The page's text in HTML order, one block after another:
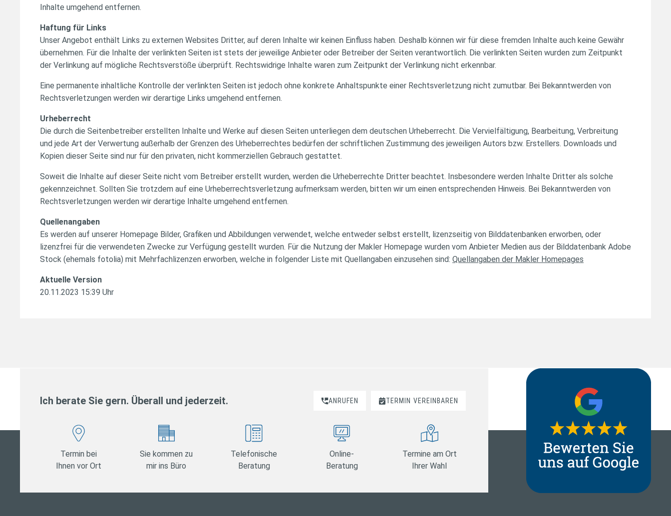
Inhalte umgehend entfernen.
Haftung für Links
Unser Angebot enthält Links zu externen Websites Dritter, auf deren Inhalte wir keinen Einfluss haben. Deshalb können wir für diese fremden Inhalte auch keine Gewähr
übernehmen. Für die Inhalte der verlinkten Seiten ist stets der jeweilige Anbieter oder Betreiber der Seiten verantwortlich. Die verlinkten Seiten wurden zum Zeitpunkt
der Verlinkung auf mögliche Rechtsverstöße überprüft. Rechtswidrige Inhalte waren zum Zeitpunkt der Verlinkung nicht erkennbar.
Eine permanente inhaltliche Kontrolle der verlinkten Seiten ist jedoch ohne konkrete Anhaltspunkte einer Rechtsverletzung nicht zumutbar. Bei Bekanntwerden von
Rechtsverletzungen werden wir derartige Links umgehend entfernen.
Urheberrecht
Die durch die Seitenbetreiber erstellten Inhalte und Werke auf diesen Seiten unterliegen dem deutschen Urheberrecht. Die Vervielfältigung, Bearbeitung, Verbreitung
und jede Art der Verwertung außerhalb der Grenzen des Urheberrechtes bedürfen der schriftlichen Zustimmung des jeweiligen Autors bzw. Erstellers. Downloads und
Kopien dieser Seite sind nur für den privaten, nicht kommerziellen Gebrauch gestattet.
Soweit die Inhalte auf dieser Seite nicht vom Betreiber erstellt wurden, werden die Urheberrechte Dritter beachtet. Insbesondere werden Inhalte Dritter als solche
gekennzeichnet. Sollten Sie trotzdem auf eine Urheberrechtsverletzung aufmerksam werden, bitten wir um einen entsprechenden Hinweis. Bei Bekanntwerden von
Rechtsverletzungen werden wir derartige Inhalte umgehend entfernen.
Quellenangaben
Es werden auf unserer Homepage Bilder, Grafiken und Abbildungen verwendet, welche entweder selbst erstellt, lizenzseitig von Bilddatenbanken erworben, oder
lizenzfrei für die verwendeten Zwecke zur Verfügung gestellt wurden. Für die Nutzung der Makler Homepage wurden vom Anbieter Medien aus der Bilddatenbank Adobe
Stock (ehemals fotolia) mit Mehrfachlizenzen erworben, welche in folgender Liste mit Quellangaben einzusehen sind: Quellangaben der Makler Homepages
Aktuelle Version
20.11.2023 15:39 Uhr
Ich berate Sie gern. Überall und jederzeit. ANRUFEN TERMIN VEREINBAREN
Termin bei
Ihnen vor Ort
Sie kommen zu
mir ins Büro
Telefonische
Beratung
Online-
Beratung
Termine am Ort
Ihrer Wahl